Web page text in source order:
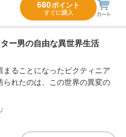
680ポイント
すぐに購入
ー男の自由な異世界生活
まることになったビクティニア
られたのは、この世界の異変の